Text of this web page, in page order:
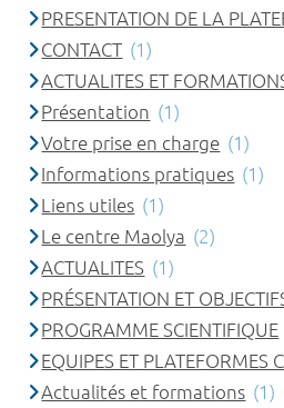
PRESENTATION DE LA
CONTACT (1)
ACTUALITES ET
Présentation (1)
Votre prise en charge (1)
Informations pratiques (1)
Liens utiles (1)
Le centre Maolya (2)
ACTUALITES (1)
PRÉSENTATION ET
PROGRAMME SCIENTIFIQUE
EQUIPES ET PLATEFORMES
Actualités et formations (1)